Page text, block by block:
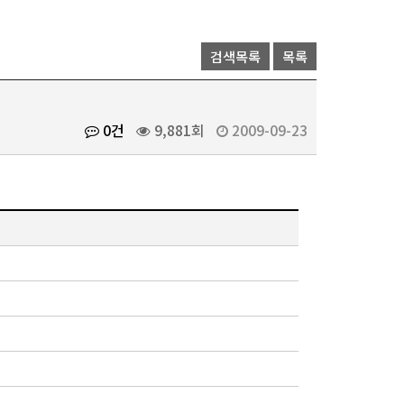
검색목록 목록
0건 9,881회 2009-09-23